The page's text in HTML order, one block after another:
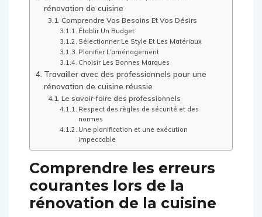
rénovation de cuisine
Comprendre Vos Besoins Et Vos Désirs
Établir Un Budget
Sélectionner Le Style Et Les Matériaux
Planifier L’aménagement
Choisir Les Bonnes Marques
Travailler avec des professionnels pour une
rénovation de cuisine réussie
Le savoir-faire des professionnels
Respect des règles de sécurité et des
normes
Une planification et une exécution
impeccable
Comprendre les erreurs
courantes lors de la
rénovation de la cuisine